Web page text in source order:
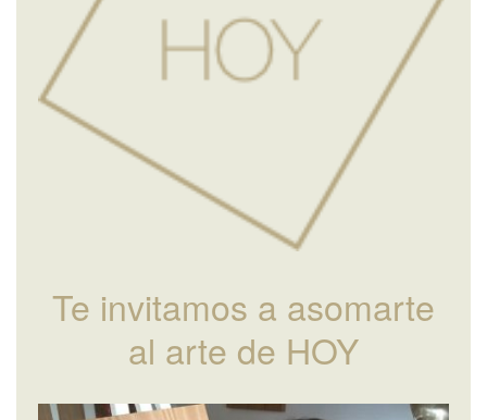
Te invitamos a asomarte
al arte de HOY